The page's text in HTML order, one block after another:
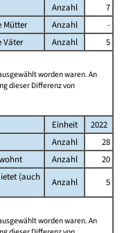
Anzahl
7
Mütter
Anzahl
-
Väter
Anzahl
5
worden waren. An
dieser Differenz von
Einheit
2022
Anzahl
28
Anzahl
20
(auch
Anzahl
5
worden waren. An